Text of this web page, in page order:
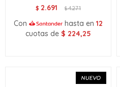
$ 2.691 $4.271
Con hasta en 12
cuotas de $ 224,25